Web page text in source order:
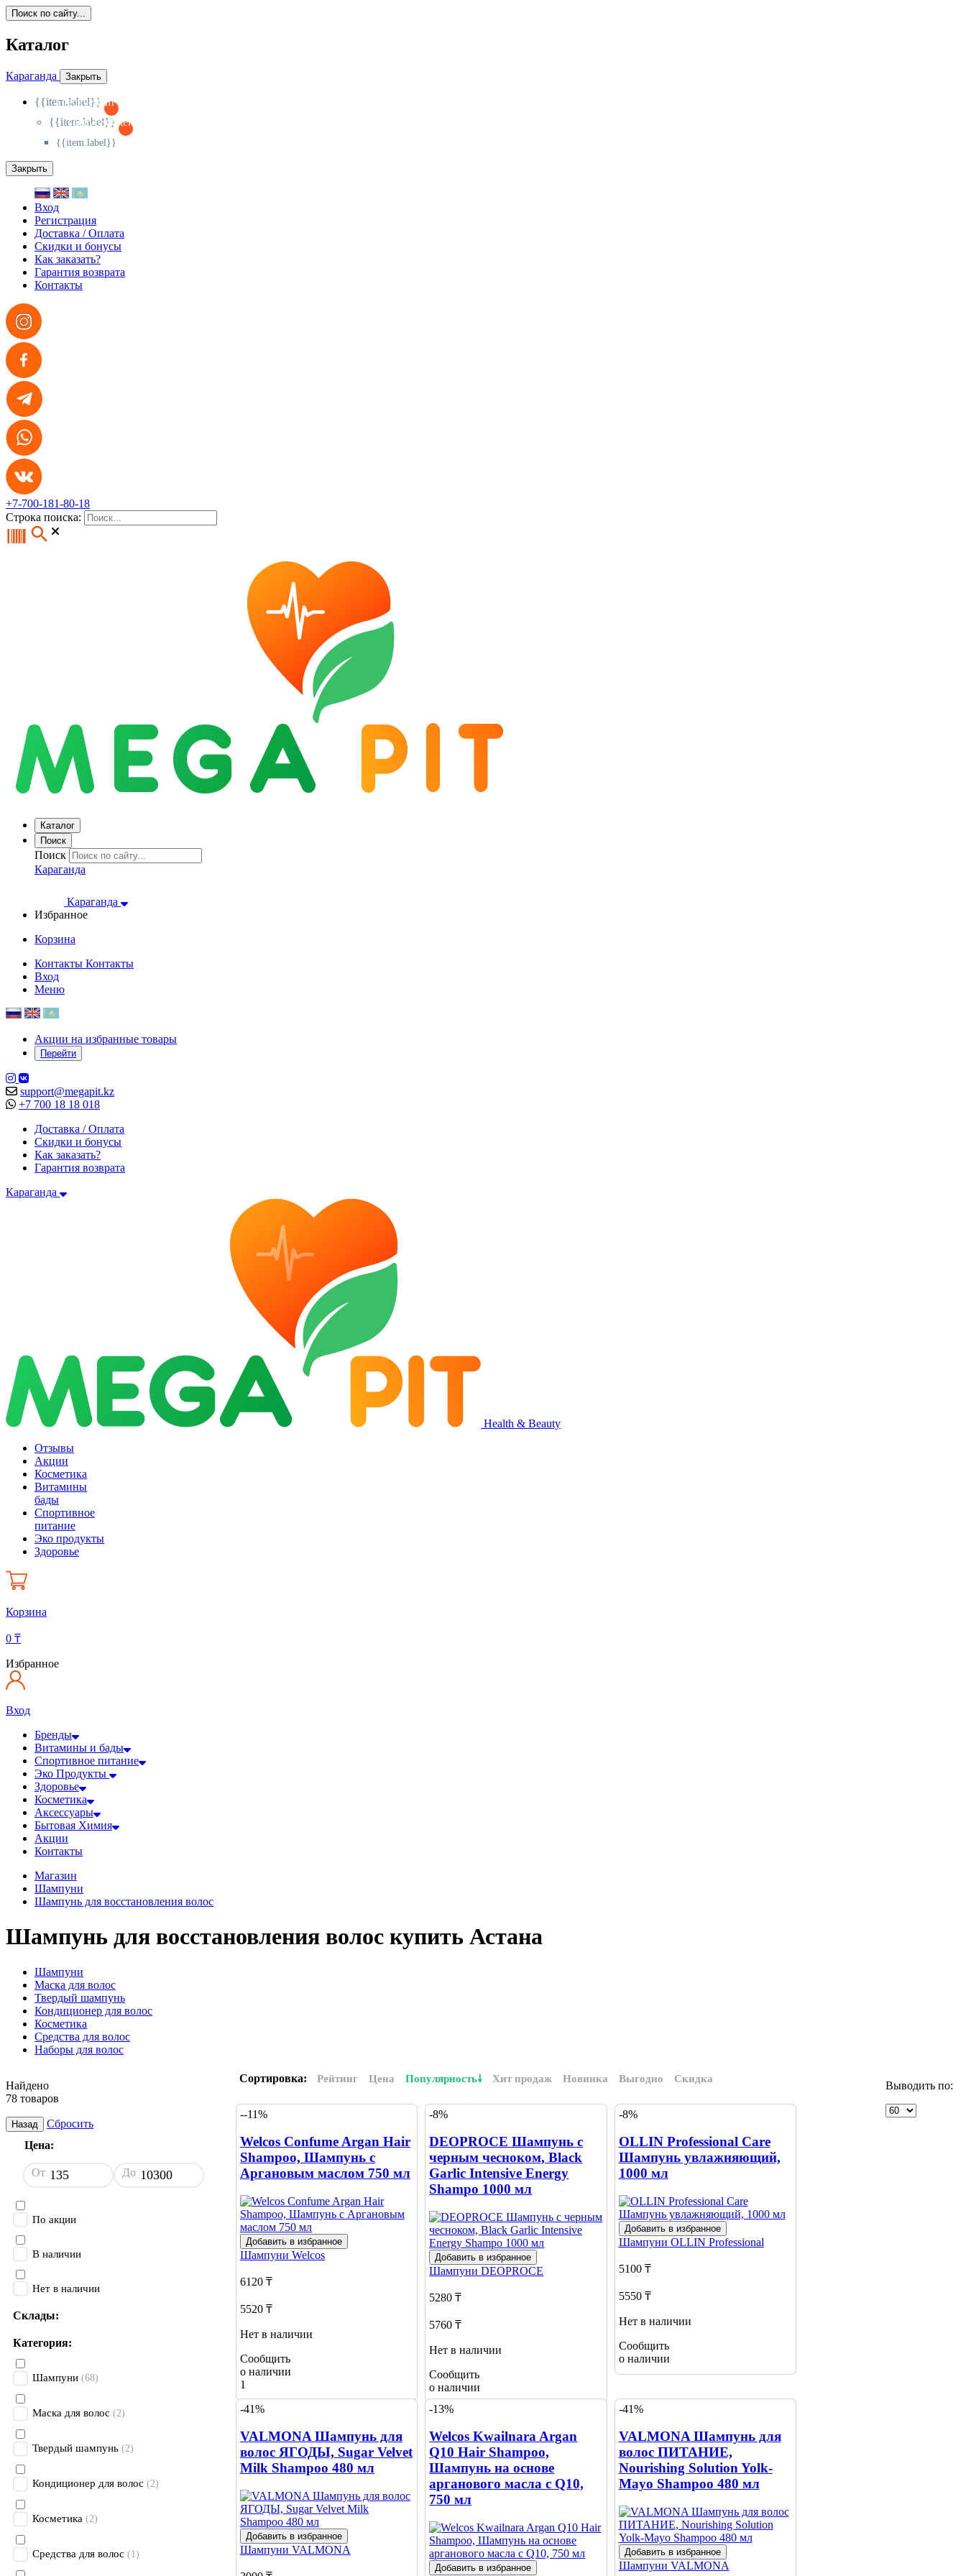
Поиск по сайту...
Каталог
Караганда Закрыть
{{item.label}}
{{activeItem==item.id?'-
{{item.label}}
{{activeSubitem==item.id?'-
{{item.label}}
Закрыть
Вход
Регистрация
Доставка / Оплата
Скидки и бонусы
Как заказать?
Гарантия возврата
Контакты
+7-700-181-80-18
Строка поиска:
Каталог
Поиск
Поиск
Караганда
Караганда
Избранное
Корзина
Контакты Контакты
Вход
Меню
Акции на избранные товары
Перейти
support@megapit.kz
+7 700 18 18 018
Доставка / Оплата
Скидки и бонусы
Как заказать?
Гарантия возврата
Караганда
Health & Beauty
Отзывы
Акции
Косметика
Витамины
бады
Спортивное
питание
Эко продукты
Здоровье
Корзина
0 ₸
Избранное
Вход
Бренды
Витамины и бады
Спортивное питание
Эко Продукты
Здоровье
Косметика
Аксессуары
Бытовая Химия
Акции
Контакты
Магазин
Шампуни
Шампунь для восстановления волос
Шампунь для восстановления волос купить Астана
Шампуни
Маска для волос
Твердый шампунь
Кондиционер для волос
Косметика
Средства для волос
Наборы для волос
Сортировка: Рейтинг Цена Популярность Хит продаж Новинка Выгодно Скидка
Выводить по:
Найдено
78 товаров
Назад
Сбросить
Цена:
От До
По акции
В наличии
Нет в наличии
Склады:
Категория:
Шампуни (68)
Маска для волос (2)
Твердый шампунь (2)
Кондиционер для волос (2)
Косметика (2)
Средства для волос (1)
--11%
Welcos Confume Argan Hair
Shampoo, Шампунь с
Аргановым маслом 750 мл
Добавить в избранное
Шампуни Welcos
6120 ₸
5520 ₸
Нет в наличии
Сообщить
о наличии
1
-8%
DEOPROCE Шампунь с
черным чесноком, Black
Garlic Intensive Energy
Shampo 1000 мл
Добавить в избранное
ШампуниDEOPROCE
5280 ₸
5760 ₸
Нет в наличии
Сообщить
о наличии
-8%
OLLIN Professional Care
Шампунь увлажняющий,
1000 мл
Добавить в избранное
Шампуни OLLIN Professional
5100 ₸
5550 ₸
Нет в наличии
Сообщить
о наличии
-41%
VALMONA Шампунь для
волос ЯГОДЫ, Sugar Velvet
Milk Shampoo 480 мл
Добавить в избранное
Шампуни VALMONA
-13%
Welcos Kwailnara Argan
Q10 Hair Shampoo,
Шампунь на основе
арганового масла с Q10,
750 мл
Добавить в избранное
-41%
VALMONA Шампунь для
волос ПИТАНИЕ,
Nourishing Solution Yolk-
Mayo Shampoo 480 мл
Добавить в избранное
Шампуни VALMONA